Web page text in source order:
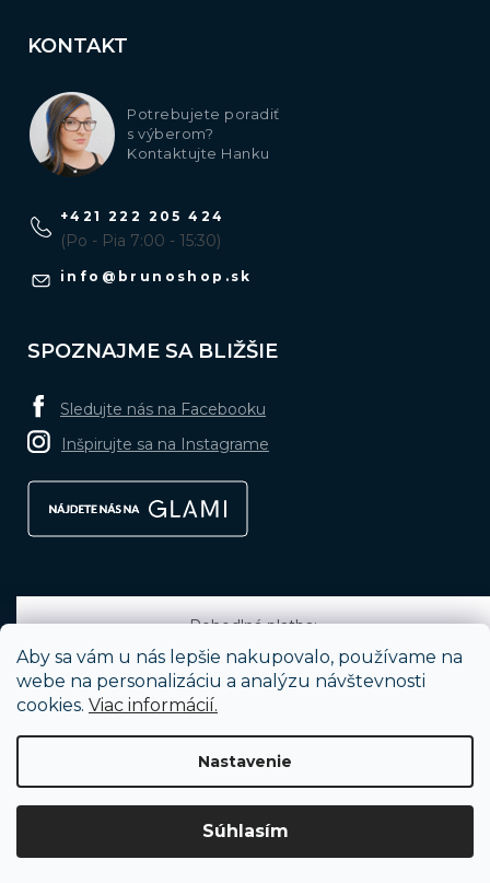
Aby sa vám u nás lepšie nakupovalo, používame na
webe na personalizáciu a analýzu návštevnosti
cookies. Viac informácií.
Nastavenie
Súhlasím
KONTAKT
Potrebujete poradiť
s výberom?
Kontaktujte Hanku
info @ brunoshop.sk
+421 222 205 424
(Po - Pia 7:00 - 15:30)
SPOZNAJME SA BLIŽŠIE
Sledujte nás na Facebooku
Inšpirujte sa na Instagrame
Pohodlná platba:
Vytvoril Shoptet